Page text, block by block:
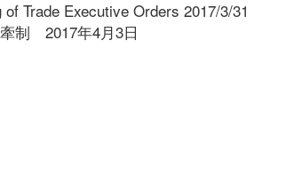
Trade Executive Orders 2017/3/31
制 2017年4月3日